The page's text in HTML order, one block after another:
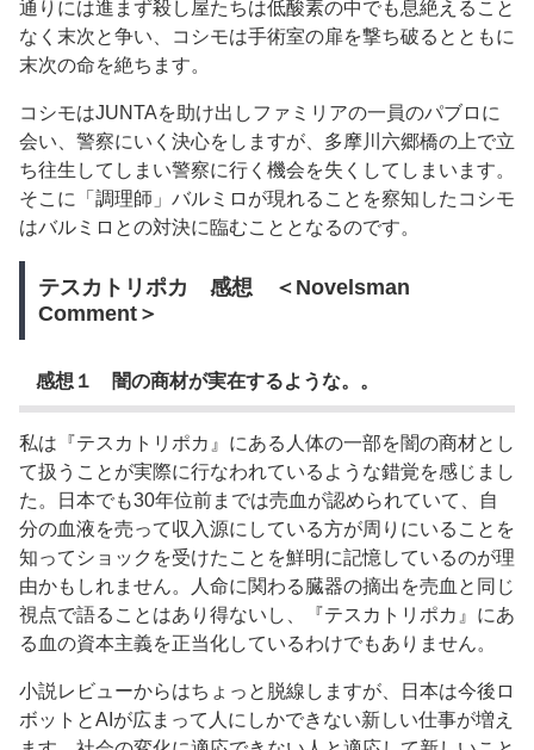
通りには進まず殺し屋たちは低酸素の中でも息絶えること
なく末次と争い、コシモは手術室の扉を撃ち破るとともに
末次の命を絶ちます。
コシモはJUNTAを助け出しファミリアの一員のパブロに
会い、警察にいく決心をしますが、多摩川六郷橋の上で立
ち往生してしまい警察に行く機会を失くしてしまいます。
そこに「調理師」バルミロが現れることを察知したコシモ
はバルミロとの対決に臨むこととなるのです。
テスカトリポカ 感想 ＜Novelsman
Comment＞
感想１ 闇の商材が実在するような。。
私は『テスカトリポカ』にある人体の一部を闇の商材とし
て扱うことが実際に行なわれているような錯覚を感じまし
た。日本でも30年位前までは売血が認められていて、自
分の血液を売って収入源にしている方が周りにいることを
知ってショックを受けたことを鮮明に記憶しているのが理
由かもしれません。人命に関わる臓器の摘出を売血と同じ
視点で語ることはあり得ないし、『テスカトリポカ』にあ
る血の資本主義を正当化しているわけでもありません。
小説レビューからはちょっと脱線しますが、日本は今後ロ
ボットとAIが広まって人にしかできない新しい仕事が増え